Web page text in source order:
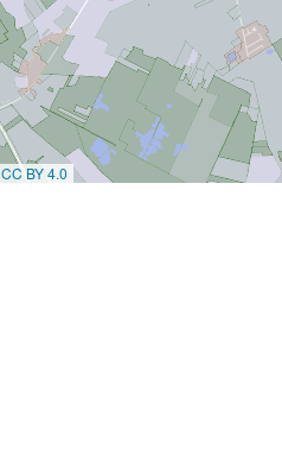
CC BY 4.0